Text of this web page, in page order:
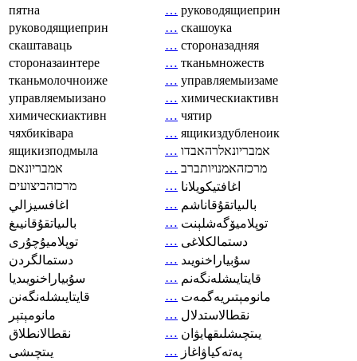
пятна
… руководящиеприн
руководящиеприн
… скашоука
скаштаваць
… стороназадняя
стороназаинтере
… тканьмножеств
тканьмолочноиже
… управляемыизаме
управляемыизано
… химическиактивн
химическиактивн
… чятир
чяхбиківара
… ящикиздубленоик
ящикизподмыла
… אמבריונאלרהאבדו
אמבריונאם
… מרכזהאמנויותברב
מרכזהביצועים
… اغافتيكويلانا
اغافسيزالي
… بالىياتقۇقاناشم
بالىياتقۇقانيىغ
… توپلاميۆگەشلېنت
توپلاميۇچۇرى
… دستمالکلاغی
دستمالگردن
… سۇبياراخنويىد
سۇبياراخنويىديا
… قايتايىشلەنگەنم
قايتايىشلەنگەنن
… مانومېتىريەگمەت
مانومېتېر
… نقطالاستدلال
نقطالانطلاق
… يىتچىشلىقھايۋان
يىتچىشى
… پەتەكياۋاغاز